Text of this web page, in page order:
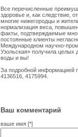
Все перечисленные
здоровье и, как следствие,
многие нижегородцы и
нормализация веса,
факты, подтверждаемые
постоянные клиенты
Международном научно-
Узольская» получила целых
воды и вы!
За подробной информацией
4136516, 4175994.
Ваш комментарий
ваше имя [*]